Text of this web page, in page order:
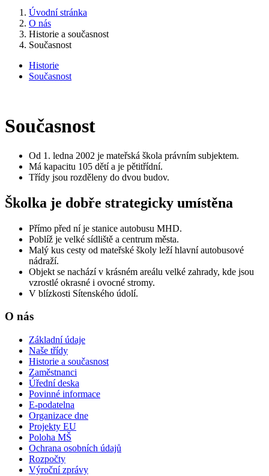
Úvodní stránka
O nás
Historie a současnost
Současnost
Historie
Současnost
Současnost
Od 1. ledna 2002 je mateřská škola právním subjektem.
Má kapacitu 105 dětí a je pětitřídní.
Třídy jsou rozděleny do dvou budov.
Školka je dobře strategicky umístěna
Přímo před ní je stanice autobusu MHD.
Poblíž je velké sídliště a centrum města.
Malý kus cesty od mateřské školy leží hlavní autobusové
nádraží.
Objekt se nachází v krásném areálu velké zahrady, kde jsou
vzrostlé okrasné i ovocné stromy.
V blízkosti Sítenského údolí.
O nás
Základní údaje
Naše třídy
Historie a současnost
Zaměstnanci
Úřední deska
Povinné informace
E-podatelna
Organizace dne
Projekty EU
Poloha MŠ
Ochrana osobních údajů
Rozpočty
Výroční zprávy